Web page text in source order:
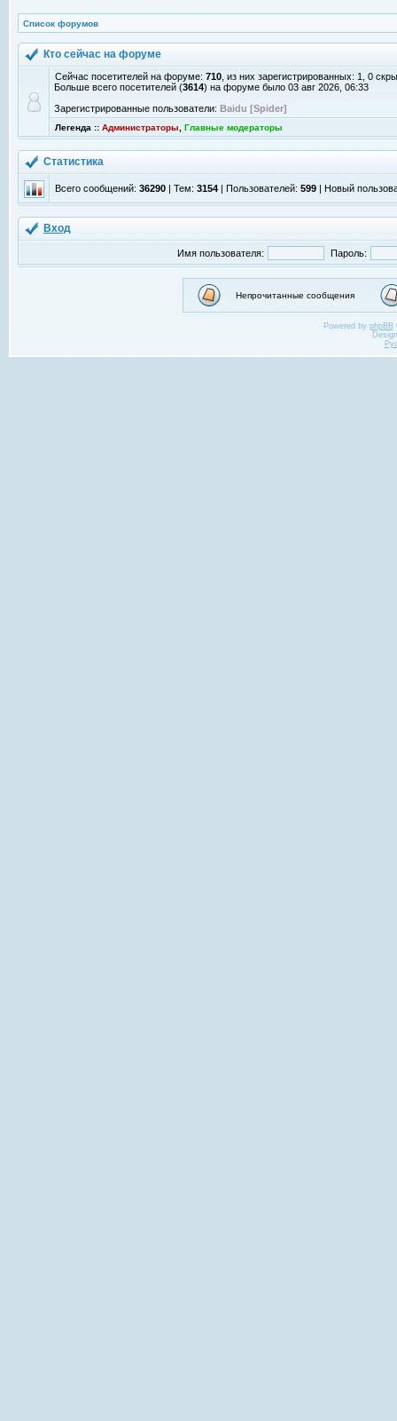
Список форумов
Кто сейчас на форуме
Сейчас посетителей на форуме: 710 , из них зарегистрированных: 1, 0
Больше всего посетителей (3614) на форуме было 03 авг 2026, 06:33
Зарегистрированные пользователи: Baidu [Spider]
Легенда :: Администраторы Главные модераторы
Статистика
Всего сообщений: 36290 | Тем: 3154 | Пользователей: 599 | Новый
Вход
Имя пользователя: Пароль:
Непрочитанные сообщения
Powered by phpBB